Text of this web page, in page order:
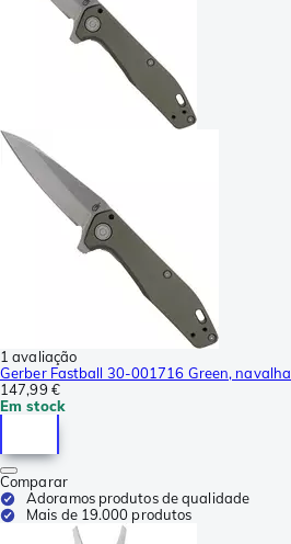
1 avaliação
Gerber Fastball 30-001716 Green, navalha
147,99 €
Em stock
Comparar
Adoramos produtos de qualidade
Mais de 19.000 produtos